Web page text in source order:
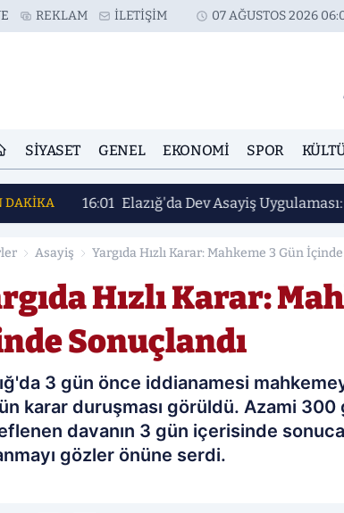
REKLAM İLETIŞIM 07 AĞUSTOS 2026
SIYASET GENEL EKONOMI SPOR
DAKİKA 16:01 Elazığ'da Dev Asayiş
Asayiş Yargıda Hızlı Karar: Mahkeme 3 Gün
Hızlı Karar:
Sonuçlandı
3 gün önce iddianamesi
karar duruşması görüldü. Azami 300
davanın 3 gün içerisinde
gözler önüne serdi.